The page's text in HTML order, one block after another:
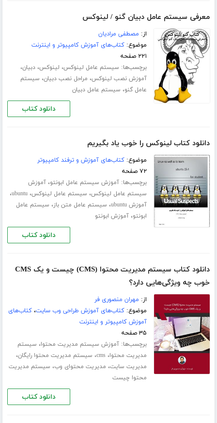
معرفی سیستم عامل دبیان گنو / لینوکس
از: مصطفی مرادیان
موضوع:کتاب‌های آموزش کامپیوتر و اینترنت
۲۲۱ صفحه
برچسب‌ها: سیستم عامل لینوکس، لینوکس،دبیان،
آموزش نصب لینوکس، مراحل نصب دبیان، سیستم
عامل گنو، سیستم عامل دبیان
دانلود کتاب
دانلود کتاب لینوکس را خوب یاد بگیریم
موضوع:کتاب‌های آموزش و ترفند کامپیوتر
۷۲ صفحه
برچسب‌ها:آموزش سیستم عامل ابونتو،آموزش
سیستم عامل لینوکس، سیستم عامل لینوکس،ubuntu،
آموزش ubuntu ، سیستم عامل متن باز، سیستم عامل
ابونتو،آموزش ابونتو
دانلود کتاب
دانلود کتاب سیستم مدیریت محتوا (CMS) چیست و یک CMS
خوب چه ویژگی‌هایی دارد؟
از: مهران منصوری فر
موضوع:کتاب‌های آموزش طراحی وب سایت،کتاب‌های
آموزش کامپیوتر و اینترنت
۳۵ صفحه
برچسب‌ها:آموزش سیستم مدیریت محتوا، سیستم
مدیریت محتوا،cms، سیستم مدیریت محتوا رایگان،
مدیریت سایت، مدیریت محتوای وب، سیستم مدیریت
محتوا چیست
دانلود کتاب